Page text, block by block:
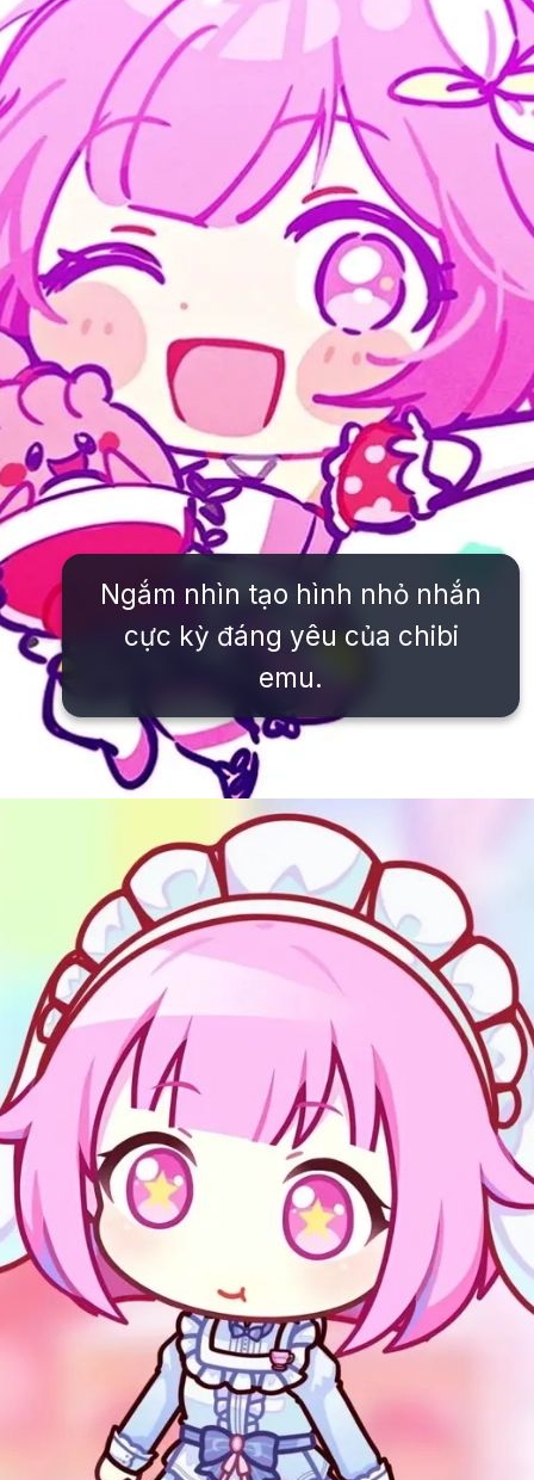
Ngắm nhìn tạo hình nhỏ nhắn
cực kỳ đáng yêu của chibi
emu.
https://issiloo.edu.vn/emu-chibi